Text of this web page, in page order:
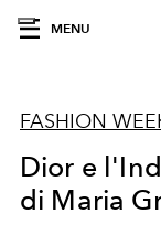
MENU
FASHION
Dior e
di Maria